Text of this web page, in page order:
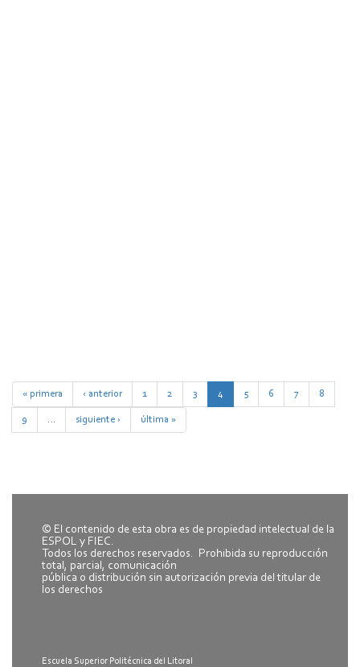
« primera ‹ anterior 1 2 3 4 5 6 7 8
9 siguiente › última »
© El contenido de esta obra es de propiedad intelectual de la
ESPOL y FIEC.
Todos los derechos reservados. Prohibida su reproducción
total, parcial, comunicación
pública o distribución sin autorización previa del titular de
los derechos
Escuela Superior Politécnica del Litoral